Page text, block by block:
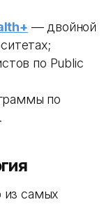
— двойной
по Public
по
из самых